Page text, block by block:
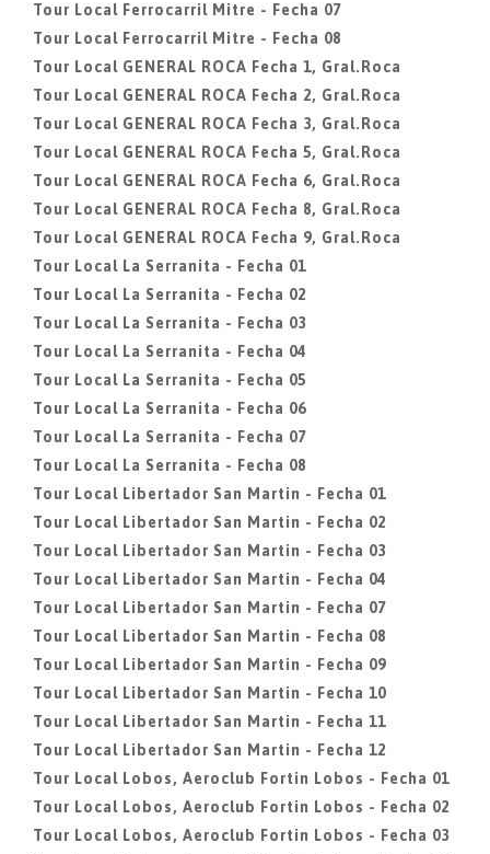
Tour Local Ferrocarril Mitre - Fecha 07
Tour Local Ferrocarril Mitre - Fecha 08
Tour Local GENERAL ROCA Fecha 1, Gral.Roca
Tour Local GENERAL ROCA Fecha 2, Gral.Roca
Tour Local GENERAL ROCA Fecha 3, Gral.Roca
Tour Local GENERAL ROCA Fecha 5, Gral.Roca
Tour Local GENERAL ROCA Fecha 6, Gral.Roca
Tour Local GENERAL ROCA Fecha 8, Gral.Roca
Tour Local GENERAL ROCA Fecha 9, Gral.Roca
Tour Local La Serranita - Fecha 01
Tour Local La Serranita - Fecha 02
Tour Local La Serranita - Fecha 03
Tour Local La Serranita - Fecha 04
Tour Local La Serranita - Fecha 05
Tour Local La Serranita - Fecha 06
Tour Local La Serranita - Fecha 07
Tour Local La Serranita - Fecha 08
Tour Local Libertador San Martin - Fecha 01
Tour Local Libertador San Martin - Fecha 02
Tour Local Libertador San Martin - Fecha 03
Tour Local Libertador San Martin - Fecha 04
Tour Local Libertador San Martin - Fecha 07
Tour Local Libertador San Martin - Fecha 08
Tour Local Libertador San Martin - Fecha 09
Tour Local Libertador San Martin - Fecha 10
Tour Local Libertador San Martin - Fecha 11
Tour Local Libertador San Martin - Fecha 12
Tour Local Lobos, Aeroclub Fortin Lobos - Fecha 01
Tour Local Lobos, Aeroclub Fortin Lobos - Fecha 02
Tour Local Lobos, Aeroclub Fortin Lobos - Fecha 03